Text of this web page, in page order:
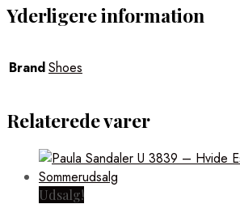
Yderligere information
BrandShoes
Relaterede varer
Udsalg!